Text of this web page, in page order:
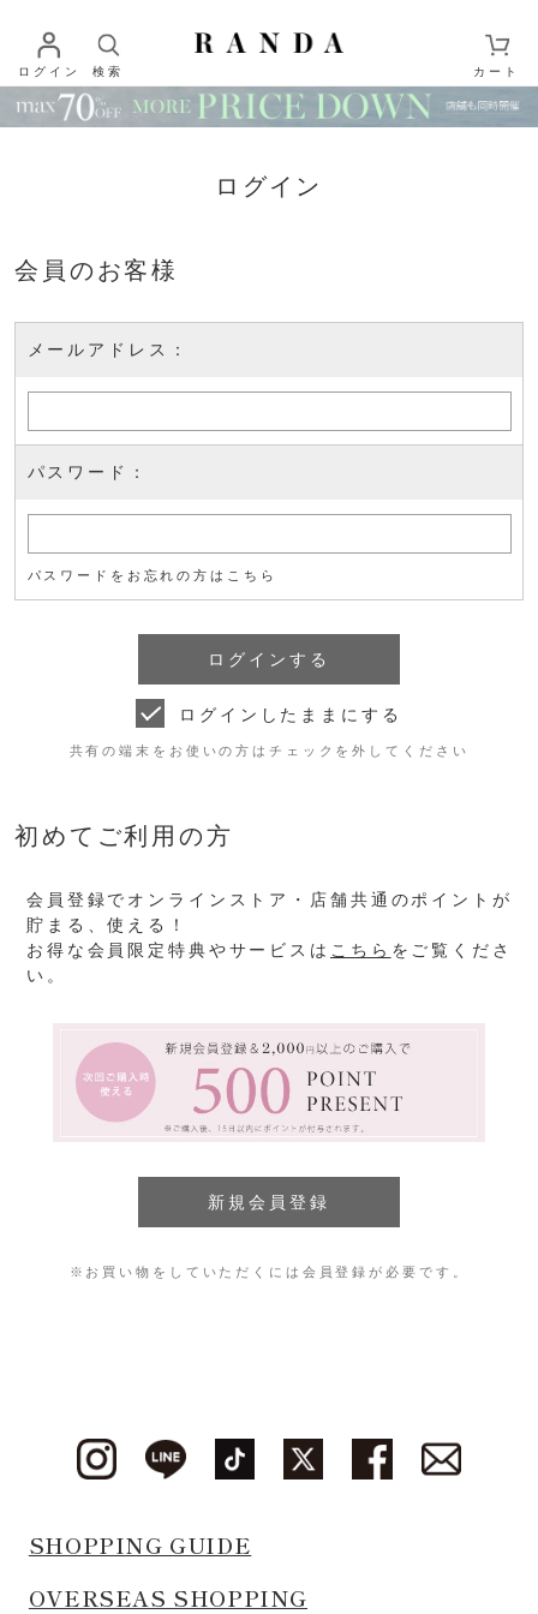
ログイン 検索 カート
ログイン
会員のお客様
メールアドレス：
パスワード：
パスワードをお忘れの方はこちら
ログインしたままにする
共有の端末をお使いの方はチェックを外してください
初めてご利用の方
会員登録でオンラインストア・店舗共通のポイントが
貯まる、使える！
お得な会員限定特典やサービスは こちら をご覧くださ
い。
※お買い物をしていただくには会員登録が必要です。
SHOPPING GUIDE
OVERSEAS SHOPPING